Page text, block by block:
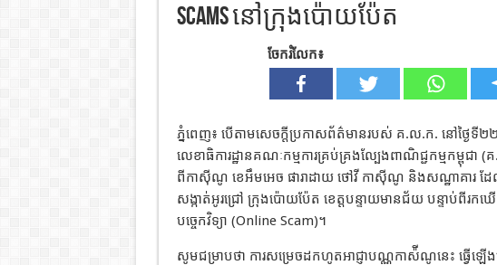
Scams នៅក្រុងប៉ោយប៉ែត
ចែករំលែក៖
ភ្នំពេញ៖ បើតាមសេចក្តីប្រកាសព័ត៌មានរបស់ គ.ល.ក. នៅថ្ងៃទី២
លេខាធិការដ្ឋានគណៈកម្មការគ្រប់គ្រងល្បែងពាណិជ្ជកម្មកម្ពុ
ពីកាស៊ីណូ ខេអឹមអេច ផារាដាយ ថៅវី កាស៊ីណូ និងសណ្ឋាគារ ដែ
សង្កាត់អូរជ្រៅ ក្រុងប៉ោយប៉ែត ខេត្តបន្ទាយមានជ័យ បន្ទាប់ពីរកឃ
បច្ចេកវិទ្យា (Online Scam)។
សូមជម្រាបថា ការសម្រេចដកហូតអាជ្ញាបណ្ណកាស៉ីណូនេះ ធ្វើឡើ